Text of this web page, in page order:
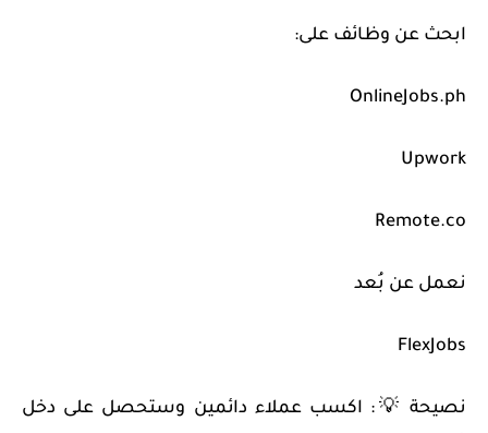
ابحث عن وظائف على:
OnlineJobs.ph
Upwork
Remote.co
نعمل عن بُعد
FlexJobs
نصيحة 💡: اكسب عملاء دائمين وستحصل على دخل